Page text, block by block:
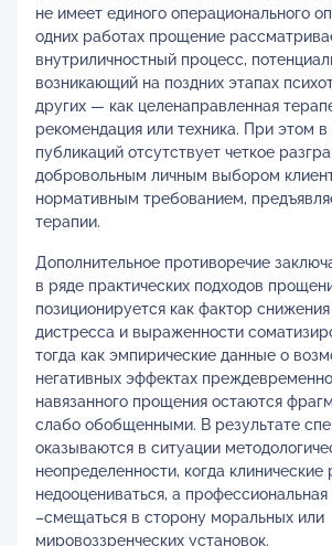
не имеет единого операционального
одних работах прощение
внутриличностный процесс,
возникающий на поздних этапах
других — как целенаправленная
рекомендация или техника. При этом в
публикаций отсутствует четкое
добровольным личным выбором
нормативным требованием,
терапии.
Дополнительное противоречие
в ряде практических подходов
позиционируется как фактор
дистресса и выраженности
тогда как эмпирические данные о
негативных эффектах
навязанного прощения остаются
слабо обобщенными. В результате
оказываются в ситуации
неопределенности, когда клинические
недооцениваться, а профессиональная
–смещаться в сторону моральных или
мировоззренческих установок.